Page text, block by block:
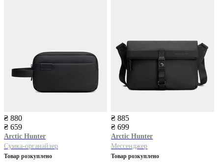
₴ 880
₴ 659
Arctic Hunter
Сумка-органайзер
Товар розкуплено
₴ 885
₴ 699
Arctic Hunter
Мессенджер
Товар розкуплено